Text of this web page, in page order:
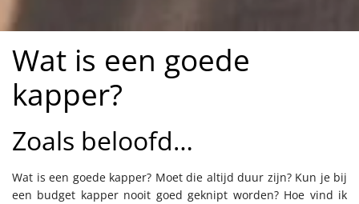
Wat is een goede
kapper?
Zoals beloofd…
Wat is een goede kapper? Moet die altijd duur zijn? Kun je bij
een budget kapper nooit goed geknipt worden? Hoe vind ik